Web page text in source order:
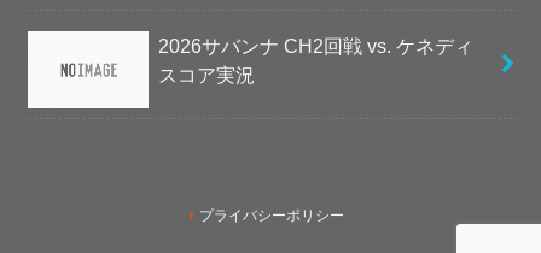
2026サバンナ CH2回戦 vs. ケネディ
スコア実況
プライバシーポリシー